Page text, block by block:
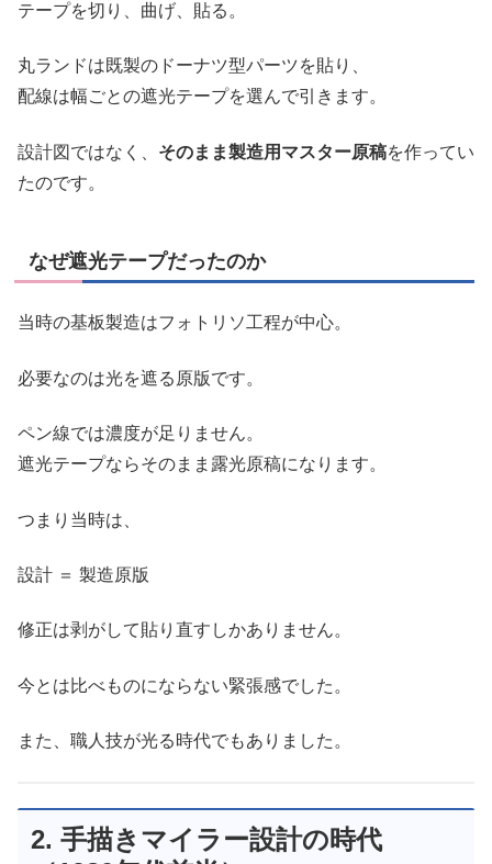
テープを切り、曲げ、貼る。
丸ランドは既製のドーナツ型パーツを貼り、
配線は幅ごとの遮光テープを選んで引きます。
設計図ではなく、 そのまま製造用マスター原稿を作ってい
たのです。
なぜ遮光テープだったのか
当時の基板製造はフォトリソ工程が中心。
必要なのは光を遮る原版です。
ペン線では濃度が足りません。
遮光テープならそのまま露光原稿になります。
つまり当時は、
設計 ＝ 製造原版
修正は剥がして貼り直すしかありません。
今とは比べものにならない緊張感でした。
また、職人技が光る時代でもありました。
2. 手描きマイラー設計の時代